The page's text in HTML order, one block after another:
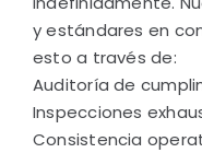
y estándares en
esto a través de:
Auditoría de
Inspecciones
Consistencia